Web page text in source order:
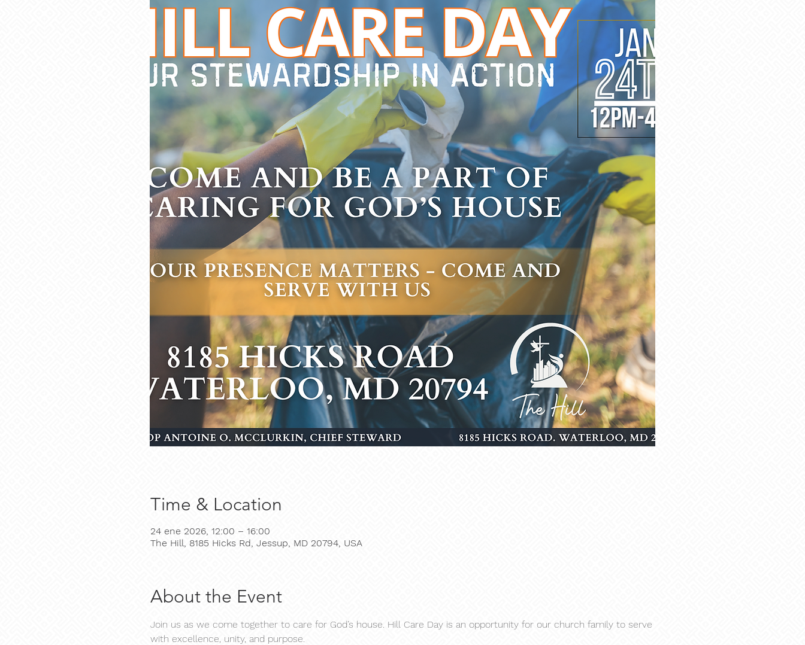
Time & Location
24 ene 2026, 12:00 – 16:00
The Hill, 8185 Hicks Rd, Jessup, MD 20794, USA
About the Event
Join us as we come together to care for God’s house. Hill Care Day is an opportunity for our church family to serve
with excellence, unity, and purpose.